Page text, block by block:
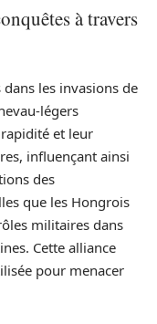
à travers
les invasions de
légers
et leur
influençant ainsi
des
que les Hongrois
militaires dans
Cette alliance
pour menacer